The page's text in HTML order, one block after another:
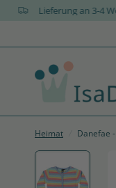
Lieferung an
Heimat Danefae